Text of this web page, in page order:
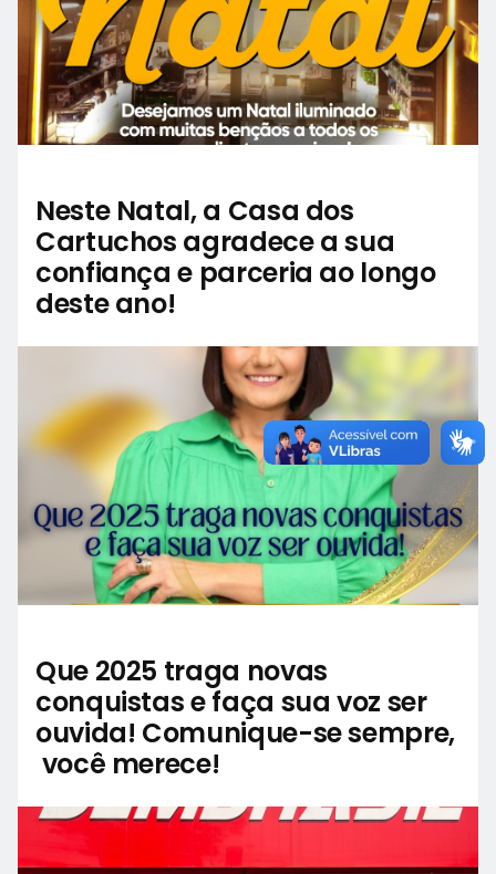
Neste Natal, a Casa dos
Cartuchos agradece a sua
confiança e parceria ao longo
deste ano!
Que 2025 traga novas
conquistas e faça sua voz ser
ouvida! Comunique-se sempre,
você merece!